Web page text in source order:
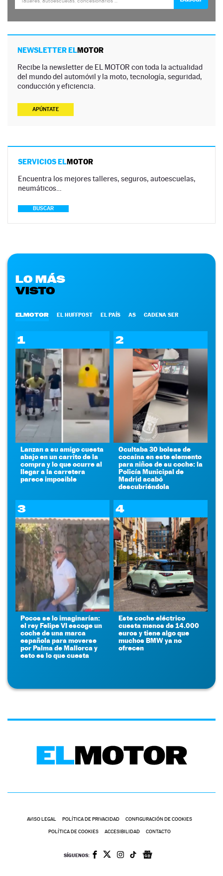
NEWSLETTER ELMOTOR
Recibe la newsletter de EL MOTOR con toda la actualidad
del mundo del automóvil y la moto, tecnología, seguridad,
conducción y eficiencia.
APÚNTATE
SERVICIOS ELMOTOR
Encuentra los mejores talleres, seguros, autoescuelas,
neumáticos…
BUSCAR
LO MÁS
VISTO
ELMOTOR EL HUFFPOST EL PAÍS AS CADENA SER
1
Lanzan a su amigo cuesta
abajo en un carrito de la
compra y lo que ocurre al
llegar a la carretera
parece imposible
2
Ocultaba 30 bolsas de
cocaína en este elemento
para niños de su coche: la
Policía Municipal de
Madrid acabó
descubriéndola
3
Pocos se lo imaginarían:
el rey Felipe VI escoge un
coche de una marca
española para moverse
por Palma de Mallorca y
esto es lo que cuesta
4
Este coche eléctrico
cuesta menos de 14.000
euros y tiene algo que
muchos BMW ya no
ofrecen
AVISO LEGAL POLÍTICA DE PRIVACIDAD CONFIGURACIÓN DE COOKIES
POLÍTICA DE COOKIES ACCESIBILIDAD CONTACTO
SÍGUENOS: